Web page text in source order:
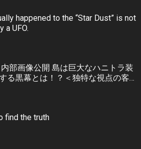
happened to the “Star Dust” is not
a UFO.
部画像公開 島は巨大なハニトラ装
る黒幕とは！？＜独特な視点の客
＞
find the truth